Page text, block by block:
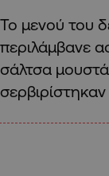
Το μενού του
περιλάμβανε
σάλτσα